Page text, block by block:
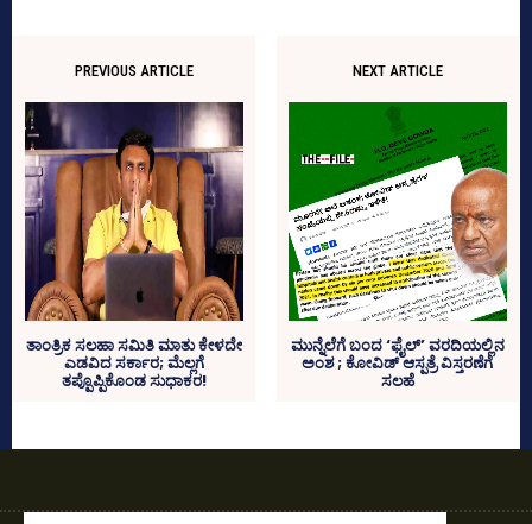
PREVIOUS ARTICLE
ತಾಂತ್ರಿಕ ಸಲಹಾ ಸಮಿತಿ ಮಾತು ಕೇಳದೇ
ಎಡವಿದ ಸರ್ಕಾರ; ಮೆಲ್ಲಗೆ
ತಪ್ಪೊಪ್ಪಿಕೊಂಡ ಸುಧಾಕರ!
NEXT ARTICLE
ಮುನ್ನೆಲೆಗೆ ಬಂದ ‘ಫೈಲ್‌’ ವರದಿಯಲ್ಲಿನ
ಅಂಶ ; ಕೋವಿಡ್‌ ಆಸ್ಪತ್ರೆ ವಿಸ್ತರಣೆಗೆ
ಸಲಹೆ